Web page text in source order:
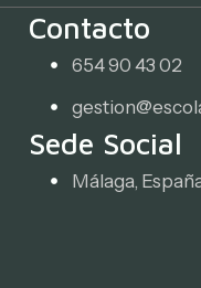
Contacto
654 90 43 02
Sede Social
Málaga,